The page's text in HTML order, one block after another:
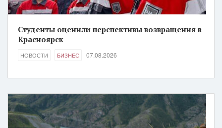
Студенты оценили перспективы возвращения в
Красноярск
НОВОСТИ БИЗНЕС 07.08.2026